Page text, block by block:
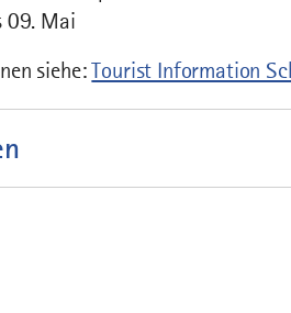
09. Mai
siehe:Tourist Information